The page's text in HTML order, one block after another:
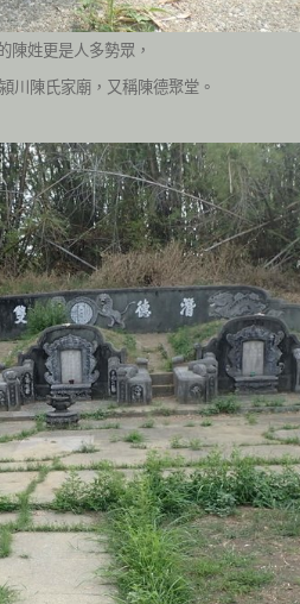
陳姓更是人多勢眾，
川陳氏家廟，又稱陳德聚堂。